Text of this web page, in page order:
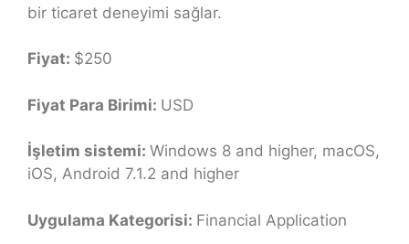
bir ticaret deneyimi sağlar.
Fiyat: $250
Fiyat Para Birimi: USD
İşletim sistemi: Windows 8 and higher, macOS,
iOS, Android 7.1.2 and higher
Uygulama Kategorisi: Financial Application